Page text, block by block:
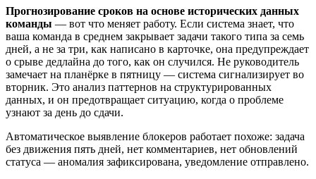
Прогнозирование сроков на основе исторических данных
команды — вот что меняет работу. Если система знает, что
ваша команда в среднем закрывает задачи такого типа за семь
дней, а не за три, как написано в карточке, она предупреждает
о срыве дедлайна до того, как он случился. Не руководитель
замечает на планёрке в пятницу — система сигнализирует во
вторник. Это анализ паттернов на структурированных
данных, и он предотвращает ситуацию, когда о проблеме
узнают за день до сдачи.
Автоматическое выявление блокеров работает похоже: задача
без движения пять дней, нет комментариев, нет обновлений
статуса — аномалия зафиксирована, уведомление отправлено.